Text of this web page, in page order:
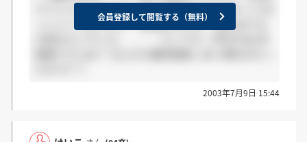
そうじゃないかと。。 昨日は全部で11人会うってお
っしゃってましたが、 採用は3人だし、選ぶほうも
会員登録して閲覧する（無料）
2003年7月9日 15:44